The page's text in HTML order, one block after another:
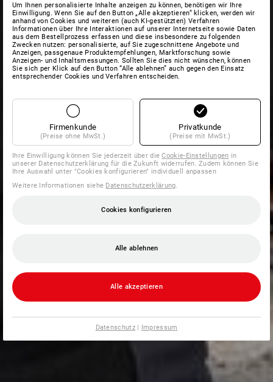
Um Ihnen personalisierte Inhalte anzeigen zu können, benötigen wir Ihre
Einwilligung. Wenn Sie auf den Button „Alle akzeptieren“ klicken, werden wir
anhand von Cookies und weiteren (auch KI-gestützten) Verfahren
Informationen über Ihre Interaktionen auf unserer Internetseite sowie Daten
aus dem Bestellprozess erfassen und diese insbesondere zu folgenden
Zwecken nutzen: personalisierte, auf Sie zugeschnittene Angebote und
Anzeigen, passgenaue Produktempfehlungen, Marktforschung sowie
Anzeigen- und Inhaltsmessungen. Sollten Sie dies nicht wünschen, können
Sie sich per Klick auf den Button “Alle ablehnen” auch gegen den Einsatz
entsprechender Cookies und Verfahren entscheiden.
Firmenkunde
(Preise ohne MwSt.)
Privatkunde
(Preise mit MwSt.)
Ihre Einwilligung können Sie jederzeit über dieCookie-Einstellungen in
unserer Datenschutzerklärung für die Zukunft widerrufen. Zudem können Sie
Ihre Auswahl unter "Cookies konfigurieren" individuell anpassen
Weitere Informationen siehe Datenschutzerklärung
Cookies konfigurieren
Alle ablehnen
Alle akzeptieren
Datenschutz| Impressum